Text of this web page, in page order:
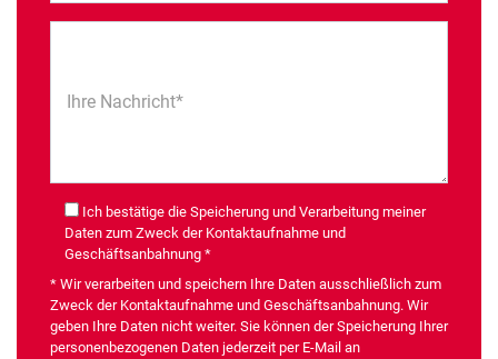
Ihre Nachricht*
Ich bestätige die Speicherung und Verarbeitung meiner
Daten zum Zweck der Kontaktaufnahme und
Geschäftsanbahnung *
* Wir verarbeiten und speichern Ihre Daten ausschließlich zum
Zweck der Kontaktaufnahme und Geschäftsanbahnung. Wir
geben Ihre Daten nicht weiter. Sie können der Speicherung Ihrer
personenbezogenen Daten jederzeit per E-Mail an